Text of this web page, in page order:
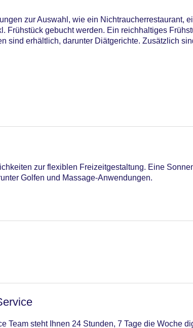
Mastercard, Visa
zur Auswahl, wie ein Nichtraucherrestaurant,
Frühstück gebucht werden. Ein reichhaltiges
sind erhältlich, darunter Diätgerichte. Zusätzlich
zur flexiblen Freizeitgestaltung. Eine
Golfen und Massage-Anwendungen.
Team steht Ihnen 24 Stunden, 7 Tage die Woche